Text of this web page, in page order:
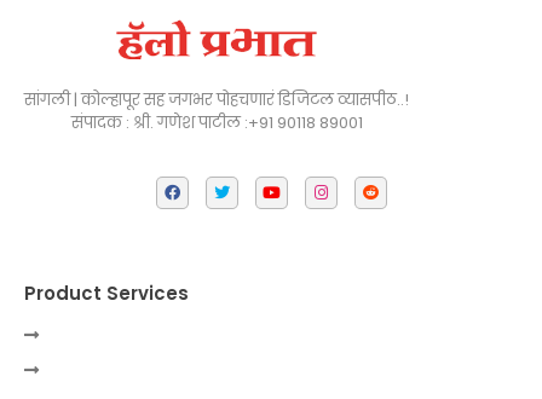
सांगली | कोल्हापूर सह जगभर पोहचणारं डिजिटल व्यासपीठ..!
संपादक : श्री. गणेश पाटील :+91 90118 89001
Product Services